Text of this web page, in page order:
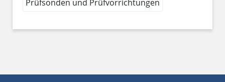
Prüfsonden und Prüfvorrichtungen